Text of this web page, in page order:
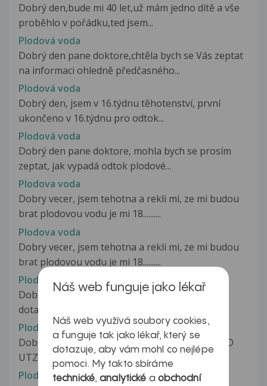
Dobrý den,bude mi 40 let,už mám jedno dítě a vše
proběhlo v pořádku,ted jsem...
Plodová voda
Dobrý den pane doktore,chtěla bych se Vás zeptat
na informaci ohledně předčasného...
Plodová voda
Dobrý den, jsem v 16.týdnu těhotenství, první
ukončeno v 16.týdnu pro odtok...
Plodová voda
Dobrý den pane doktore, mohla bych se prosím
zeptat, jak vypadá odtok plodové...
Plodova voda
Dobry vecer, jsem tehotna a rekli mi, ze mi budou
brat plodovou vodu je mi 18..........
Plodova voda
Dobry vecer, jsem tehotna a rekli mi, ze mi budou
brat plodovou vodu je mi 18..........
Plodová voda
Dobrý den pane doktore měla bych k Vám
dotaz,který mě moc trápí,nyní jsem ve...
Plodová voda
Dobrý den, prosím o radu. Dnes jsem byla na 4D
UTZ přesně 29+2 týdnu, paní doktorka...
Plodova voda
Náš web funguje jako lékař
Náš web využívá soubory cookies,
a funguje tak jako lékař, který se
dotazuje, aby vám mohl co nejlépe
pomoci. My takto sbíráme
technické,analytické a obchodní